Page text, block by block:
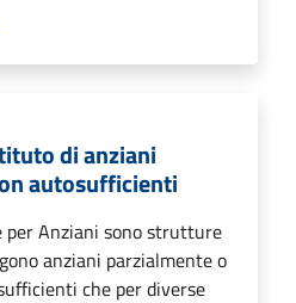
di anziani
autosufficienti
Anziani sono strutture
anziani parzialmente o
che per diverse